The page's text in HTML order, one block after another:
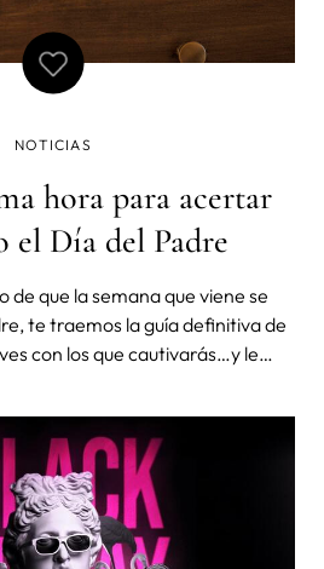
NOTICIAS
hora para acertar
el Día del Padre
de que la semana que viene se
te traemos la guía definitiva de
con los que cautivarás…y le
de una manera diferente y
a cuida